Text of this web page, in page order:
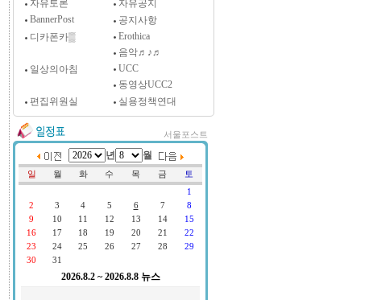
자유토론
자유공지
BannerPost
공지사항
디카폰카▒
Erothica
음악♬♪♬
일상의아침
UCC
동영상UCC2
편집위원실
실용정책연대
서울포스트